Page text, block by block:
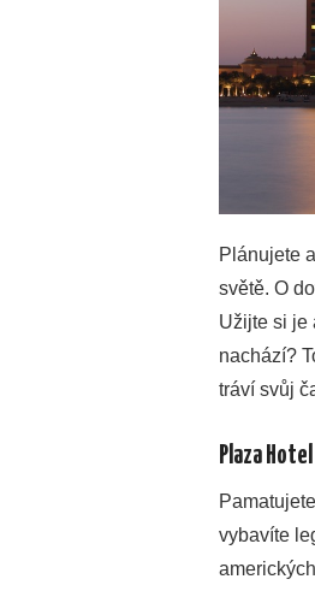
Plánujete
světě. O
Užijte si je
nachází?
tráví svůj
Plaza Hotel
vybavíte